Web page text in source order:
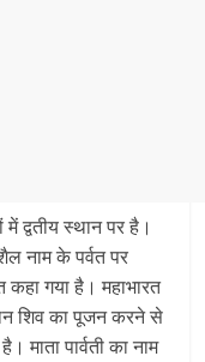
में द्वतीय स्थान पर है।
नाम के पर्वत पर
कहा गया है। महाभारत
शिव का पूजन करने से
माता पार्वती का नाम